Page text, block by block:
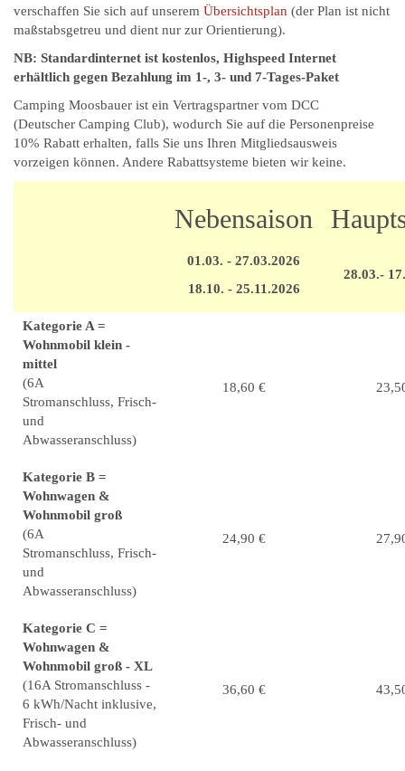
verschaffen Sie sich auf unserem Übersichtsplan (der Plan ist nicht
maßstabsgetreu und dient nur zur Orientierung).
NB: Standardinternet ist kostenlos, Highspeed Internet
erhältlich gegen Bezahlung im 1-, 3- und 7-Tages-Paket
Camping Moosbauer ist ein Vertragspartner vom DCC
(Deutscher Camping Club), wodurch Sie auf die Personenpreise
10% Rabatt erhalten, falls Sie uns Ihren Mitgliedsausweis
vorzeigen können. Andere Rabattsysteme bieten wir keine.
Nebensaison
01.03. - 27.03.2026
18.10. - 25.11.2026
28.03.-
Kategorie A =
Wohnmobil klein -
mittel
(6A
Stromanschluss, Frisch-
und
Abwasseranschluss)
18,60 €
Kategorie B =
Wohnwagen &
Wohnmobil groß
(6A
Stromanschluss, Frisch-
und
Abwasseranschluss)
24,90 €
Kategorie C =
Wohnwagen &
Wohnmobil groß - XL
(16A Stromanschluss -
6 kWh/Nacht inklusive,
Frisch- und
Abwasseranschluss)
36,60 €